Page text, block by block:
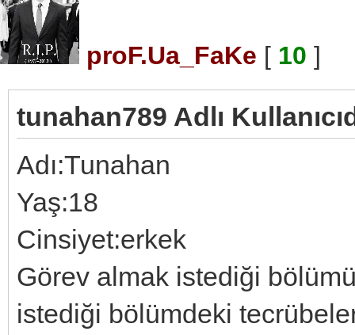
proF.Ua_FaKe [ 10 ]
tunahan789 Adlı
Adı:Tunahan
Yaş:18
Cinsiyet:erkek
Görev almak istediği
istediği bölümdeki